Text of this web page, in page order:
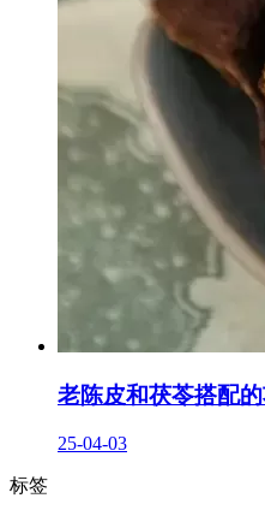
老陈皮和茯苓搭配
25-04-03
标签